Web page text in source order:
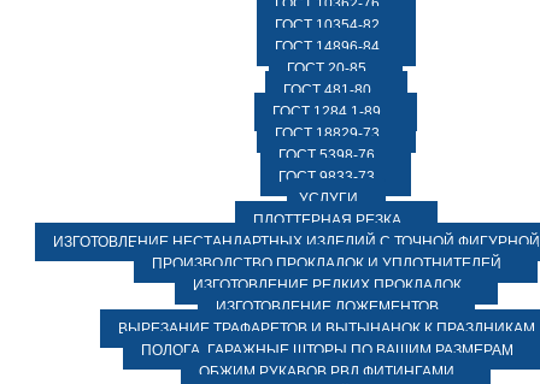
ГОСТ 10362-76
ГОСТ 10354-82
ГОСТ 14896-84
ГОСТ 20-85
ГОСТ 481-80
ГОСТ 1284.1-89
ГОСТ 18829-73
ГОСТ 5398-76
ГОСТ 9833-73
УСЛУГИ
ПЛОТТЕРНАЯ РЕЗКА
ИЗГОТОВЛЕНИЕ НЕСТАНДАРТНЫХ ИЗДЕЛИЙ С ТОЧНОЙ ФИГУРНОЙ
ПРОИЗВОДСТВО ПРОКЛАДОК И УПЛОТНИТЕЛЕЙ
ИЗГОТОВЛЕНИЕ РЕДКИХ ПРОКЛАДОК
ИЗГОТОВЛЕНИЕ ЛОЖЕМЕНТОВ
ВЫРЕЗАНИЕ ТРАФАРЕТОВ И ВЫТЫНАНОК К ПРАЗДНИКАМ
ПОЛОГА, ГАРАЖНЫЕ ШТОРЫ ПО ВАШИМ РАЗМЕРАМ
ОБЖИМ РУКАВОВ РВД ФИТИНГАМИ